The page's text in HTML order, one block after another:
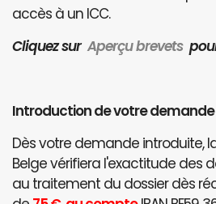
accès à un ICC.
Cliquez surAperçu brevets
Introduction de votre demande
Dès votre demande introduite,
Belge vérifiera l'exactitude des
au traitement du dossier dès